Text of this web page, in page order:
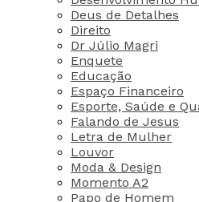
Deus de Detalhes
Direito
Dr Júlio Magri
Enquete
Educação
Espaço Financeiro
Esporte, Saúde e
Falando de Jesus
Letra de Mulher
Louvor
Moda & Design
Momento A2
Papo de Homem